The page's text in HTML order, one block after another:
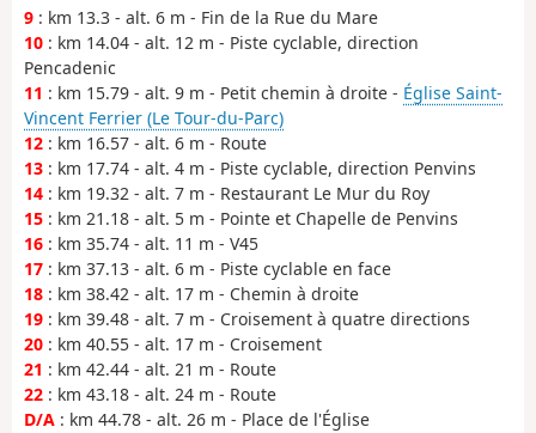
9 : km 13.3 - alt. 6 m - Fin de la Rue du Mare
10 : km 14.04 - alt. 12 m - Piste cyclable, direction
Pencadenic
11 : km 15.79 - alt. 9 m - Petit chemin à droite - Église Saint-
Vincent Ferrier (Le Tour-du-Parc)
12 : km 16.57 - alt. 6 m - Route
13 : km 17.74 - alt. 4 m - Piste cyclable, direction Penvins
14 : km 19.32 - alt. 7 m - Restaurant Le Mur du Roy
15 : km 21.18 - alt. 5 m - Pointe et Chapelle de Penvins
16 : km 35.74 - alt. 11 m - V45
17 : km 37.13 - alt. 6 m - Piste cyclable en face
18 : km 38.42 - alt. 17 m - Chemin à droite
19 : km 39.48 - alt. 7 m - Croisement à quatre directions
20 : km 40.55 - alt. 17 m - Croisement
21 : km 42.44 - alt. 21 m - Route
22 : km 43.18 - alt. 24 m - Route
D/A : km 44.78 - alt. 26 m - Place de l'Église